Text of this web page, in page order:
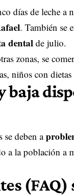
días de leche a
. También se
dental de julio.
zonas, se
niños con
baja
se deben a
a la población a
(FAQ)